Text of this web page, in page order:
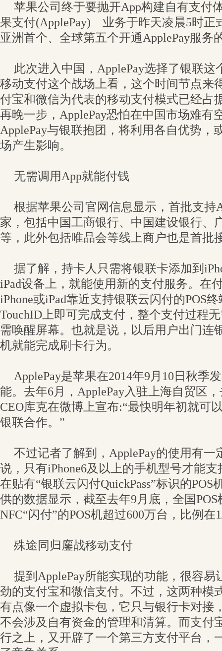
苹果公司终于要抛开App构建自有支付
果支付(ApplePay) 业务于昨天凌晨5时正
亚洲首个、全球第五个开通ApplePay服务
此次进入中国，ApplePay选择了银联
移动支付这个战场上看，这个时间节点
付宝和微信为代表的移动支付模式已经占
再晚一步，ApplePay恐怕在中国市场难有
ApplePay与银联抱团，将利用各自优势，
场产生影响。
无需调用App就能付钱
根据苹果公司官网信息显示，首批支持
家，包括中国工商银行、中国建设银行、
等，此外包括唯品会等线上商户也是首批
据了解，持卡人只需将银联卡添加到
iPad设备上，就能使用新的支付服务。在
iPhone或iPad靠近支持银联云闪付的POS
TouchID上即可完成支付，整个支付过程
需唤醒屏幕。也就是说，以后用户出门连
机就能完成刷卡行为。
ApplePay是苹果在2014年9月10日秋季
能。去年6月，ApplePay入驻上海自贸区
CEO库克在微博上宣布:“最快明年初就可
银联合作。”
不过记者了解到，ApplePay的使用有一
说，只有iPhone6及以上的手机型号才能
在贴有“银联云闪付QuickPass”标识的
供的数据显示，截至去年9月底，全国
NFC“闪付”的POS机超过600万台，比例在
殊途同归鏖战移动支付
提到ApplePay所能实现的功能，很容易
劲的支付宝和微信支付。不过，这两种模
有点像一个虚拟卡包，它只与银行卡对接
不会涉及自有资金的管理和清算。而支付
行之上，又开辟了一个第三方支付平台，